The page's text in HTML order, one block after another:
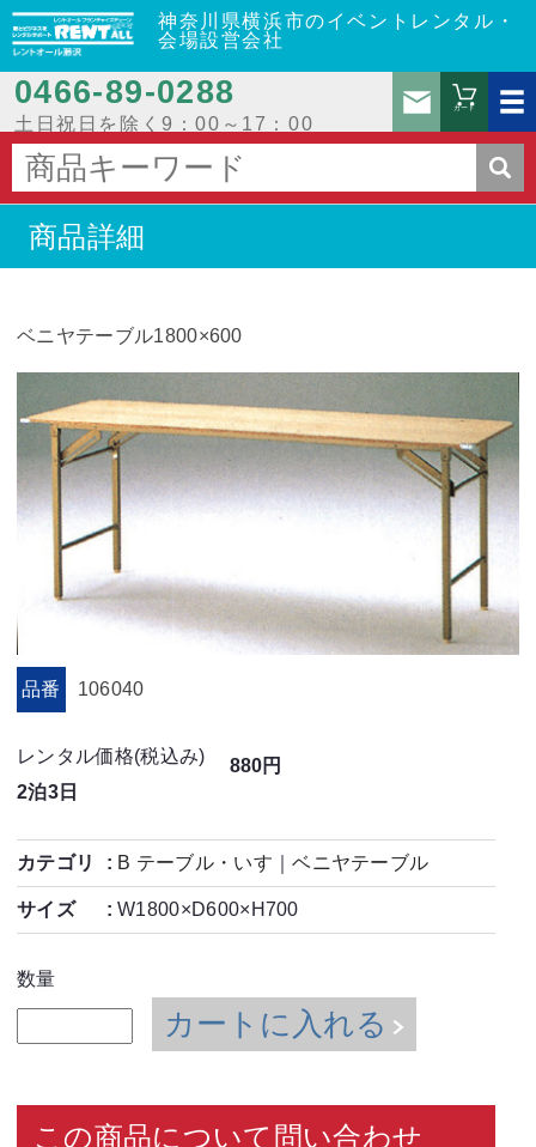
神奈川県横浜市のイベントレンタル・
会場設営会社
0466‐89‐0288
土日祝日を除く9：00～17：00
お問
カート
商品詳細
ベニヤテーブル1800×600
品番 106040
レンタル価格(税込み)
2泊3日
880円
カテゴリ B テーブル・いす ｜ベニヤテーブル
サイズ W1800×D600×H700
数量
カートに入れる
この商品について問い合わせ